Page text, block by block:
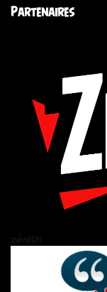
Partenaires